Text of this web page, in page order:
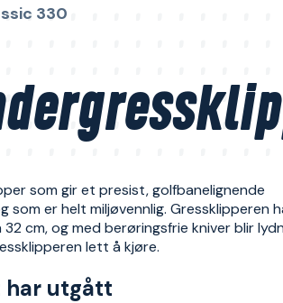
330
som gir et presist, golfbanelignende
som er helt miljøvennlig. Gressklipperen
cm, og med berøringsfrie kniver blir
lett å kjøre.
har utgått